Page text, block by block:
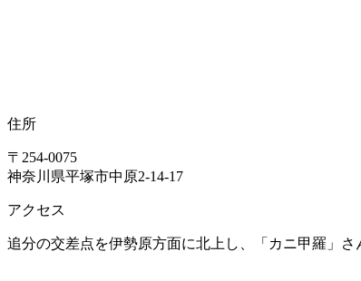
住所
〒254-0075
神奈川県平塚市中原2-14-17
アクセス
追分の交差点を伊勢原方面に北上し、「カニ甲羅」